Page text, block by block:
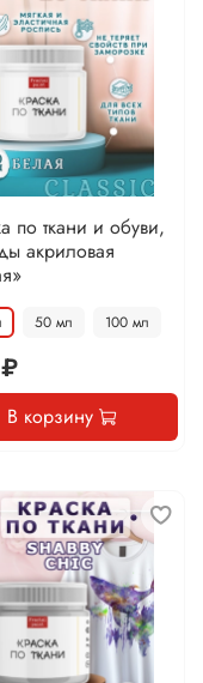
по ткани и обуви,
акриловая
50 мл 100 мл
В корзину